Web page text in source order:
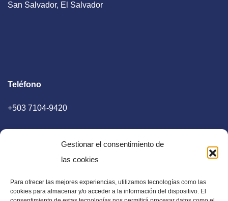
Gestionar el consentimiento de
las cookies
Para ofrecer las mejores experiencias, utilizamos tecnologías como las
cookies para almacenar y/o acceder a la información del dispositivo. El
San Salvador, El Salvador
Teléfono
+503 7104-9420
E-mail